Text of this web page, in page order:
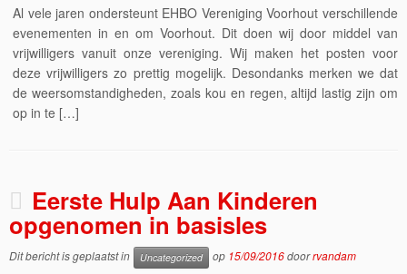
Al vele jaren ondersteunt EHBO Vereniging Voorhout verschillende
evenementen in en om Voorhout. Dit doen wij door middel van
vrijwilligers vanuit onze vereniging. Wij maken het posten voor
deze vrijwilligers zo prettig mogelijk. Desondanks merken we dat
de weersomstandigheden, zoals kou en regen, altijd lastig zijn om
op in te […]
Eerste Hulp Aan Kinderen
opgenomen in basisles
Dit bericht is geplaatst in Uncategorized op 15/09/2016doorrvandam